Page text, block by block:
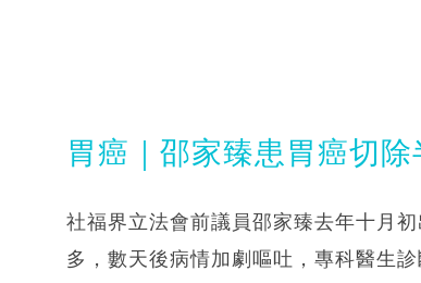
胃癌｜邵家臻患胃癌切
社福界立法會前議員邵家臻去年十月
多，數天後病情加劇嘔吐，專科醫生